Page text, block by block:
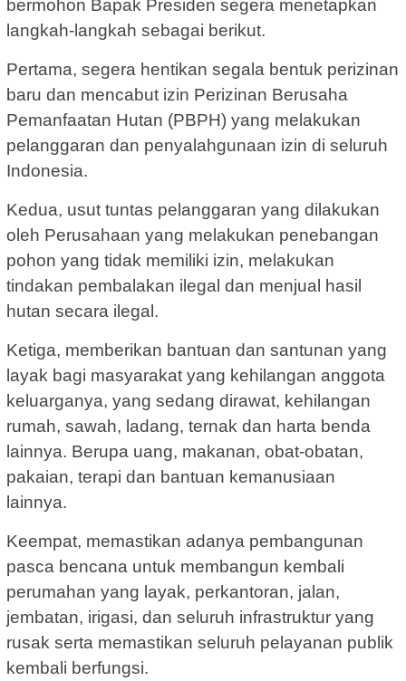
bermohon Bapak Presiden segera menetapkan
langkah-langkah sebagai berikut.
Pertama, segera hentikan segala bentuk perizinan
baru dan mencabut izin Perizinan Berusaha
Pemanfaatan Hutan (PBPH) yang melakukan
pelanggaran dan penyalahgunaan izin di seluruh
Indonesia.
Kedua, usut tuntas pelanggaran yang dilakukan
oleh Perusahaan yang melakukan penebangan
pohon yang tidak memiliki izin, melakukan
tindakan pembalakan ilegal dan menjual hasil
hutan secara ilegal.
Ketiga, memberikan bantuan dan santunan yang
layak bagi masyarakat yang kehilangan anggota
keluarganya, yang sedang dirawat, kehilangan
rumah, sawah, ladang, ternak dan harta benda
lainnya. Berupa uang, makanan, obat-obatan,
pakaian, terapi dan bantuan kemanusiaan
lainnya.
Keempat, memastikan adanya pembangunan
pasca bencana untuk membangun kembali
perumahan yang layak, perkantoran, jalan,
jembatan, irigasi, dan seluruh infrastruktur yang
rusak serta memastikan seluruh pelayanan publik
kembali berfungsi.